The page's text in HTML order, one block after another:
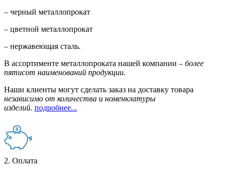
– черный металлопрокат
– цветной металлопрокат
– нержавеющая сталь.
В ассортименте металлопроката нашей компании – более
пятисот наименований продукции.
Наши клиенты могут сделать заказ на доставку товара
независимо от количества и номенклатуры
изделий. подробнее...
2. Оплата